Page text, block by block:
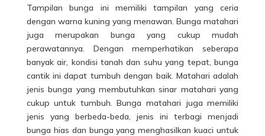
Tampilan bunga ini memiliki tampilan yang ceria
dengan warna kuning yang menawan. Bunga matahari
juga merupakan bunga yang cukup mudah
perawatannya. Dengan memperhatikan seberapa
banyak air, kondisi tanah dan suhu yang tepat, bunga
cantik ini dapat tumbuh dengan baik. Matahari adalah
jenis bunga yang membutuhkan sinar matahari yang
cukup untuk tumbuh. Bunga matahari juga memiliki
jenis yang berbeda-beda, jenis ini terbagi menjadi
bunga hias dan bunga yang menghasilkan kuaci untuk